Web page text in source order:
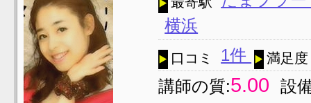
横浜
口コミ 1件 満足度
講師の質:5.00
設